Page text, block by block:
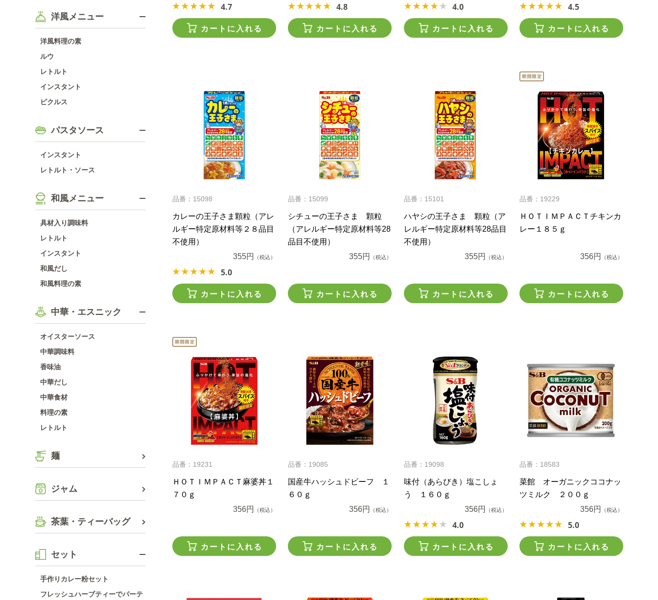
洋風メニュー
洋風料理の素
ルウ
レトルト
インスタント
ピクルス
パスタソース
インスタント
レトルト・ソース
和風メニュー
具材入り調味料
レトルト
インスタント
和風だし
和風料理の素
中華・エスニック
オイスターソース
中華調味料
香味油
中華だし
中華食材
料理の素
レトルト
麺
ジャム
茶葉・ティーバッグ
セット
手作りカレー粉セット
フレッシュハーブティーでパーテ
4.7
カートに入れる
4.8
カートに入れる
4.0
カートに入れる
4.5
カートに入れる
品番：15098
カレーの王子さま顆粒（アレ
ルギー特定原材料等２８品目
不使用）
355円
（税込）
5.0
カートに入れる
品番：15099
シチューの王子さま 顆粒
（アレルギー特定原材料等28
品目不使用）
355円
（税込）
カートに入れる
品番：15101
ハヤシの王子さま 顆粒（ア
レルギー特定原材料等28品目
不使用）
355円
（税込）
カートに入れる
品番：19229
ＨＯＴＩＭＰＡＣＴチキンカ
レー１８５ｇ
356円 （税込）
カートに入れる
品番：19231
ＨＯＴＩＭＰＡＣＴ麻婆丼１
７０ｇ
356円
（税込）
カートに入れる
品番：19085
国産牛ハッシュドビーフ １
６０ｇ
356円
（税込）
カートに入れる
品番：19098
味付（あらびき）塩こしょ
う １６０ｇ
356円
（税込）
4.0
カートに入れる
品番：18583
菜館 オーガニックココナッ
ツミルク ２００ｇ
356円
（税込）
5.0
カートに入れる